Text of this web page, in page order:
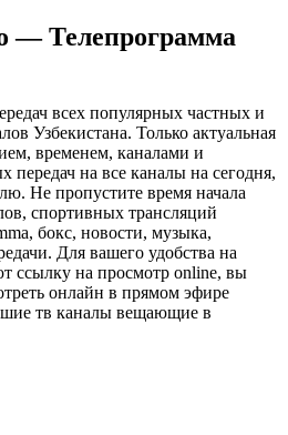
— Телепрограмма
всех популярных частных и
Узбекистана. Только актуальная
временем, каналами и
передач на все каналы на сегодня,
Не пропустите время начала
спортивных трансляций
бокс, новости, музыка,
Для вашего удобства на
ссылку на просмотр online, вы
онлайн в прямом эфире
тв каналы вещающие в